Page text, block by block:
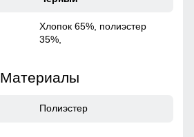
Хлопок 65%, полиэстер
35%,
Материалы
Полиэстер